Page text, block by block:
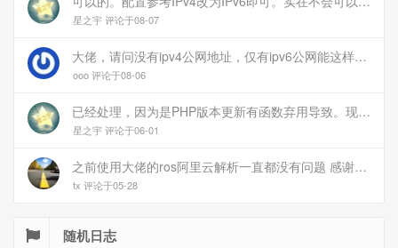
星之宇 评论于08-07
大佬，请问没有ipv4公网地址，仅有ipv6公网能这样玩吗？
ooo 评论于08-06
已经处理，因为是PHP版本更新有函数弃用导致。现已经修复
星之宇 评论于06-01
之前使用大佬的ros阿里云解析一直都没有问题 感谢大佬 但上个月开始阿里云的解析返回日志总是出错 日志值为alidns update error,不知为什么 所以请教一下大佬
tx 评论于05-28
随机日志